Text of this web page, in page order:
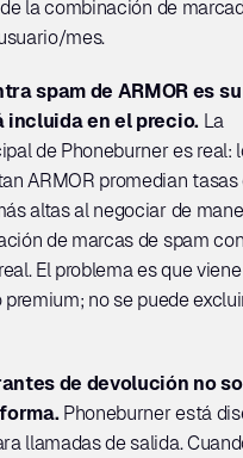
la combinación de
mes.
spam de ARMOR es
incluida en el precio. La
de Phoneburner es real:
ARMOR promedian tasas
altas al negociar de
de marcas de spam
El problema es que
no se puede
de devolución no
Phoneburner está
llamadas de salida.